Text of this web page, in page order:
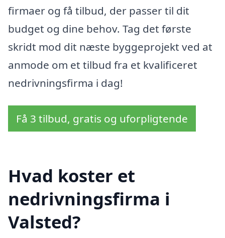
firmaer og få tilbud, der passer til dit
budget og dine behov. Tag det første
skridt mod dit næste byggeprojekt ved at
anmode om et tilbud fra et kvalificeret
nedrivningsfirma i dag!
Få 3 tilbud, gratis og uforpligtende
Hvad koster et
nedrivningsfirma i
Valsted?